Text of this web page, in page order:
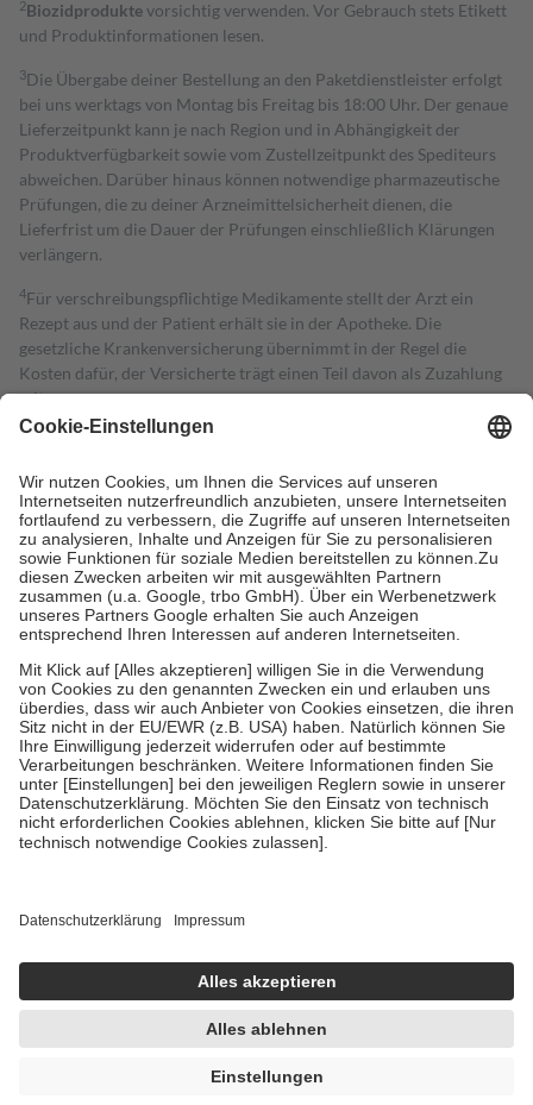
2Biozidproduktevorsichtig verwenden. Vor Gebrauch stets Etikett
und Produktinformationen lesen.
3Die Übergabe deiner Bestellung an den Paketdienstleister erfolgt
bei uns werktags von Montag bis Freitag bis 18:00 Uhr. Der genaue
Lieferzeitpunkt kann je nach Region und in Abhängigkeit der
Produktverfügbarkeit sowie vom Zustellzeitpunkt des Spediteurs
abweichen. Darüber hinaus können notwendige pharmazeutische
Prüfungen, die zu deiner Arzneimittelsicherheit dienen, die
Lieferfrist um die Dauer der Prüfungen einschließlich Klärungen
verlängern.
4Für verschreibungspflichtige Medikamente stellt der Arzt ein
Rezept aus und der Patient erhält sie in der Apotheke. Die
gesetzliche Krankenversicherung übernimmt in der Regel die
Kosten dafür, der Versicherte trägt einen Teil davon als Zuzahlung
mit.
Grundsätzlich leisten Mitglieder Zuzahlungen in Höhe von zehn
höchstens zehn Euro.
Es sind jedoch nie mehr als die tatsächlichen
Kosten der Leistung zu entrichten.
Diese Regeln gelten grundsätzlich auch für Online-Apotheken.
Bei Heilmitteln und häuslicher Krankenpflege beträgt die
Zuzahlung zehn Prozent der Kosten sowie zehn Euro je
Verordnung.
Um das Engagement der Versicherten für ihre eigene Gesundheit zu
stärken und die besondere Stellung der Familie zu unterstützen,
fallenkeine Zuzahlungenan bei:
• Kindern und Jugendlichen bis zum vollendeten 18. Lebensjahr
mit Ausnahme der Fahrkosten
• Untersuchungen zur Vorsorge und Früherkennung, die von der
GKV getragen werden
• empfohlenen Schutzimpfungen
• Harn- und Blutteststreifen
getroffen, um sicherzustellen, dass es sich um echte Bewertungen
https://help.etrusted.com/hc/de/articles/4419944605341
Einige Bilder und Inhalte wurden unter Zuhilfenahme künstlicher